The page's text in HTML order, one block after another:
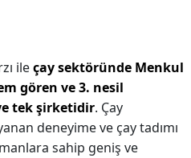
ileçay sektöründe Menkul
gören ve 3. nesil
tek şirketidir. Çay
deneyime ve çay tadımı
sahip geniş ve